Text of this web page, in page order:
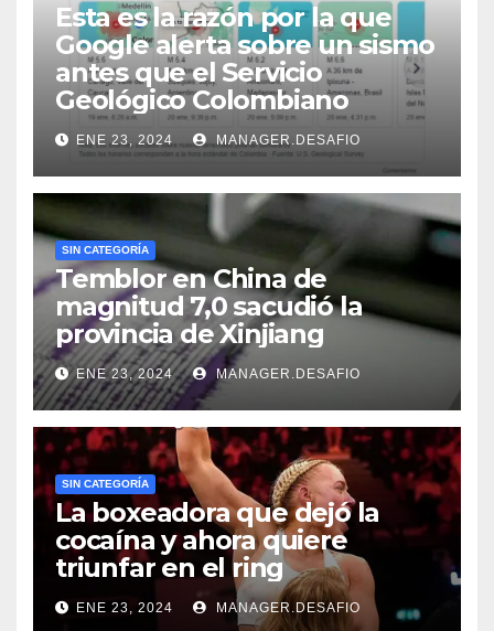
Esta es la razón por la que
Google alerta sobre un sismo
antes que el Servicio
Geológico Colombiano
ENE 23, 2024 MANAGER.DESAFIO
SIN CATEGORÍA
Temblor en China de
magnitud 7,0 sacudió la
provincia de Xinjiang
ENE 23, 2024 MANAGER.DESAFIO
SIN CATEGORÍA
La boxeadora que dejó la
cocaína y ahora quiere
triunfar en el ring​
ENE 23, 2024 MANAGER.DESAFIO